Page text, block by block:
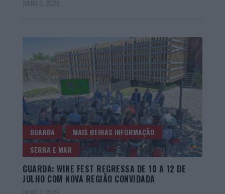
GUARDA
MAIS BEIRAS INFORMAÇÃO
SERRA E MAR
GUARDA: WINE FEST REGRESSA DE 10 A 12 DE
JULHO COM NOVA REGIÃO CONVIDADA